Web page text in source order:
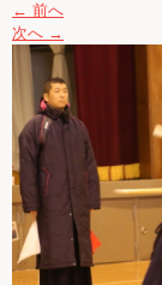
← 前へ
次へ →